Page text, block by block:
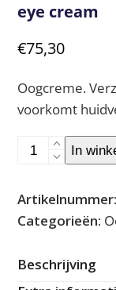
eye cream
€75,30
Oogcreme.
voorkomt
Expertise
Intense
youth
cream
In
Categorieën:
Beschrijving